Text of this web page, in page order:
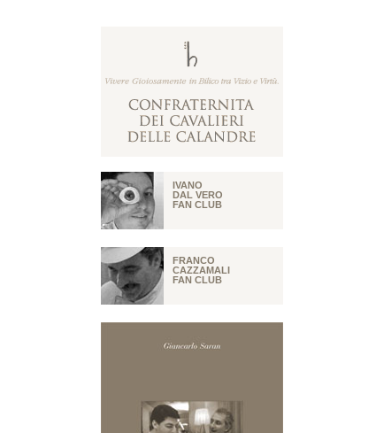
IVANO
DAL VERO
FAN CLUB
FRANCO
CAZZAMALI
FAN CLUB